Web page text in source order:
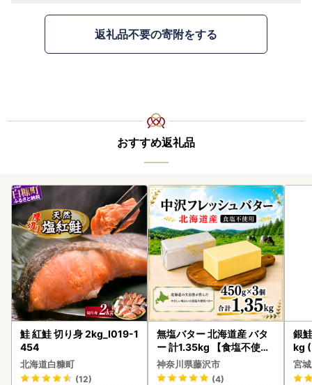
返礼品不要の寄附をする
おすすめ返礼品
鮭 紅鮭 切り身 2kg_I019-1
454
北海道白糠町
(12)
無塩バター 北海道産 バタ
ー 計1.35kg 【食塩不使用
】
神奈川県藤沢市
(4)
銀
kg
宮